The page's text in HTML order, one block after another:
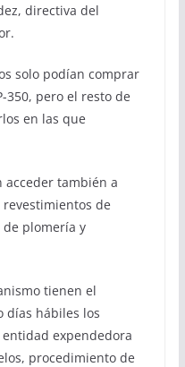
directiva del
solo podían comprar
350, pero el resto de
en las que
acceder también a
de
plomería y
tienen el
días hábiles los
expendedora
procedimiento de